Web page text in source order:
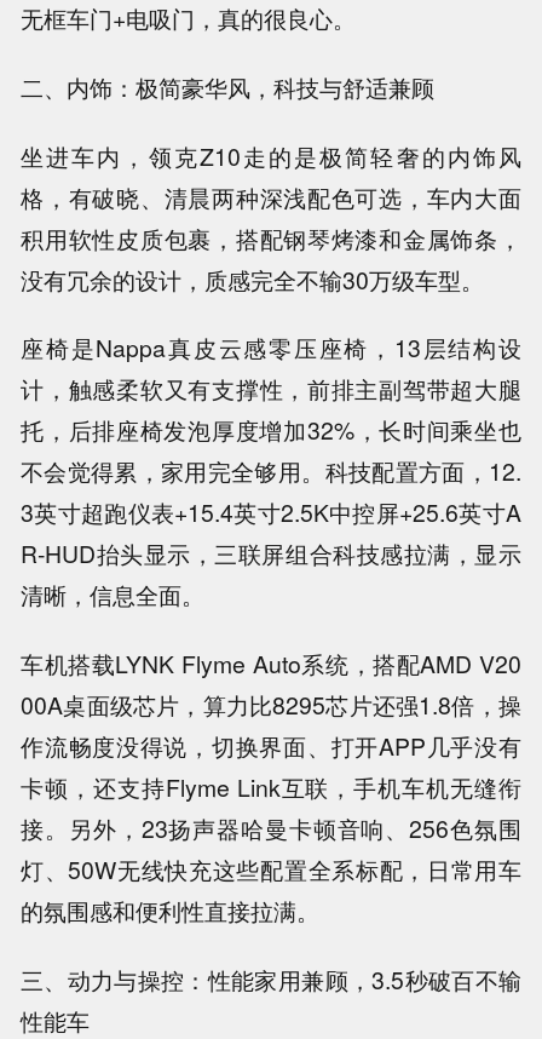
无框车门+电吸门，真的很良心。
二、内饰：极简豪华风，科技与舒适兼顾
坐进车内，领克Z10走的是极简轻奢的内饰风
格，有破晓、清晨两种深浅配色可选，车内大面
积用软性皮质包裹，搭配钢琴烤漆和金属饰条，
没有冗余的设计，质感完全不输30万级车型。
座椅是Nappa真皮云感零压座椅，13层结构设
计，触感柔软又有支撑性，前排主副驾带超大腿
托，后排座椅发泡厚度增加32%，长时间乘坐也
不会觉得累，家用完全够用。科技配置方面，12.
3英寸超跑仪表+15.4英寸2.5K中控屏+25.6英寸A
R-HUD抬头显示，三联屏组合科技感拉满，显示
清晰，信息全面。
车机搭载LYNK Flyme Auto系统，搭配AMD V20
00A桌面级芯片，算力比8295芯片还强1.8倍，操
作流畅度没得说，切换界面、打开APP几乎没有
卡顿，还支持Flyme Link互联，手机车机无缝衔
接。另外，23扬声器哈曼卡顿音响、256色氛围
灯、50W无线快充这些配置全系标配，日常用车
的氛围感和便利性直接拉满。
三、动力与操控：性能家用兼顾，3.5秒破百不输
性能车